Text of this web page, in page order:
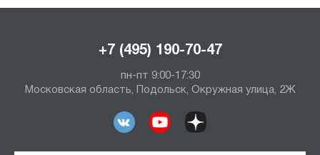
+7 (495) 190-70-47
пн-пт 9:00-17:30
Московская область, Подольск, Окружная улица, 2Ж